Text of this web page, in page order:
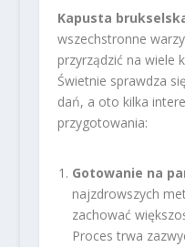
Kapusta
wszechstronne
przyrządzić na wiele
Świetnie sprawdza
dań, a oto kilka
przygotowania:
Gotowanie na
najzdrowszych
zachować
Proces trwa